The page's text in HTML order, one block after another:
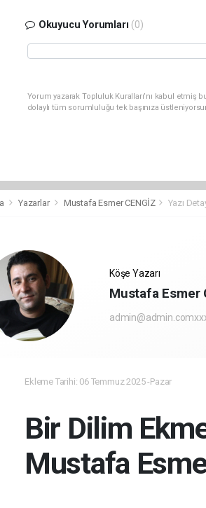
Okuyucu Yorumları (0)
Yorum yazarak Topluluk Kuralları’nı kabul etmiş
dolaylı tüm sorumluluğu tek başınıza
Yazarlar Mustafa Esmer CENGİZ Yazı
Köşe Yazarı
Mustafa Esmer
Ekleme Tarihi: 06 Temmuz 2025 -Pazar
Bir Dilim
Mustafa